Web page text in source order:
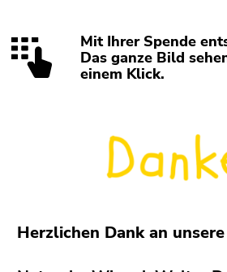
Mit Ihrer Spende
Das ganze Bild
einem Klick.
Herzlichen Dank an